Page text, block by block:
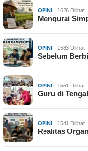
OPINI 1626 Dilihat
Mengurai
OPINI 1583 Dilihat
Sebelum
OPINI 1551 Dilihat
Guru di
OPINI 1541 Dilihat
Realitas